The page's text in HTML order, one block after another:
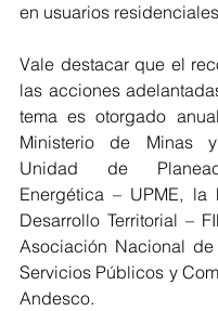
en usuarios
Vale destacar que el
las acciones
tema es otorgado
Ministerio de Minas
Unidad de
Energética – UPME, la
Desarrollo Territorial –
Asociación Nacional
Servicios Públicos y
Andesco.